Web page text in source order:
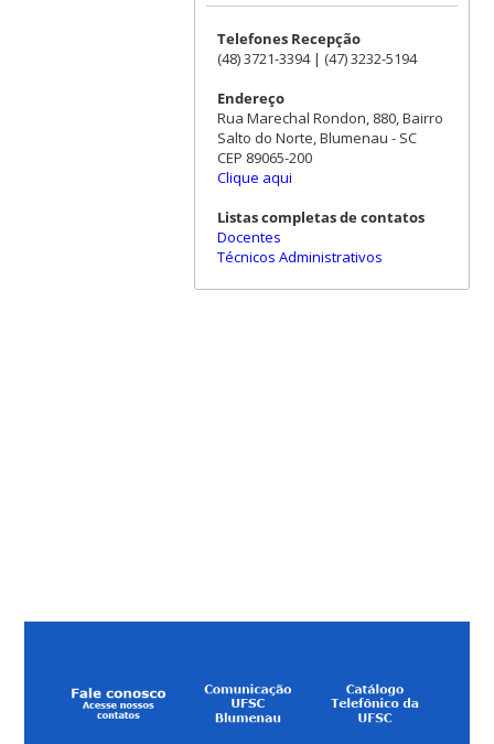
Telefones Recepção
(48) 3721-3394 | (47) 3232-5194
Endereço
Rua Marechal Rondon, 880, Bairro
Salto do Norte, Blumenau - SC
CEP 89065-200
Clique aqui
Listas completas de contatos
Docentes
Técnicos Administrativos